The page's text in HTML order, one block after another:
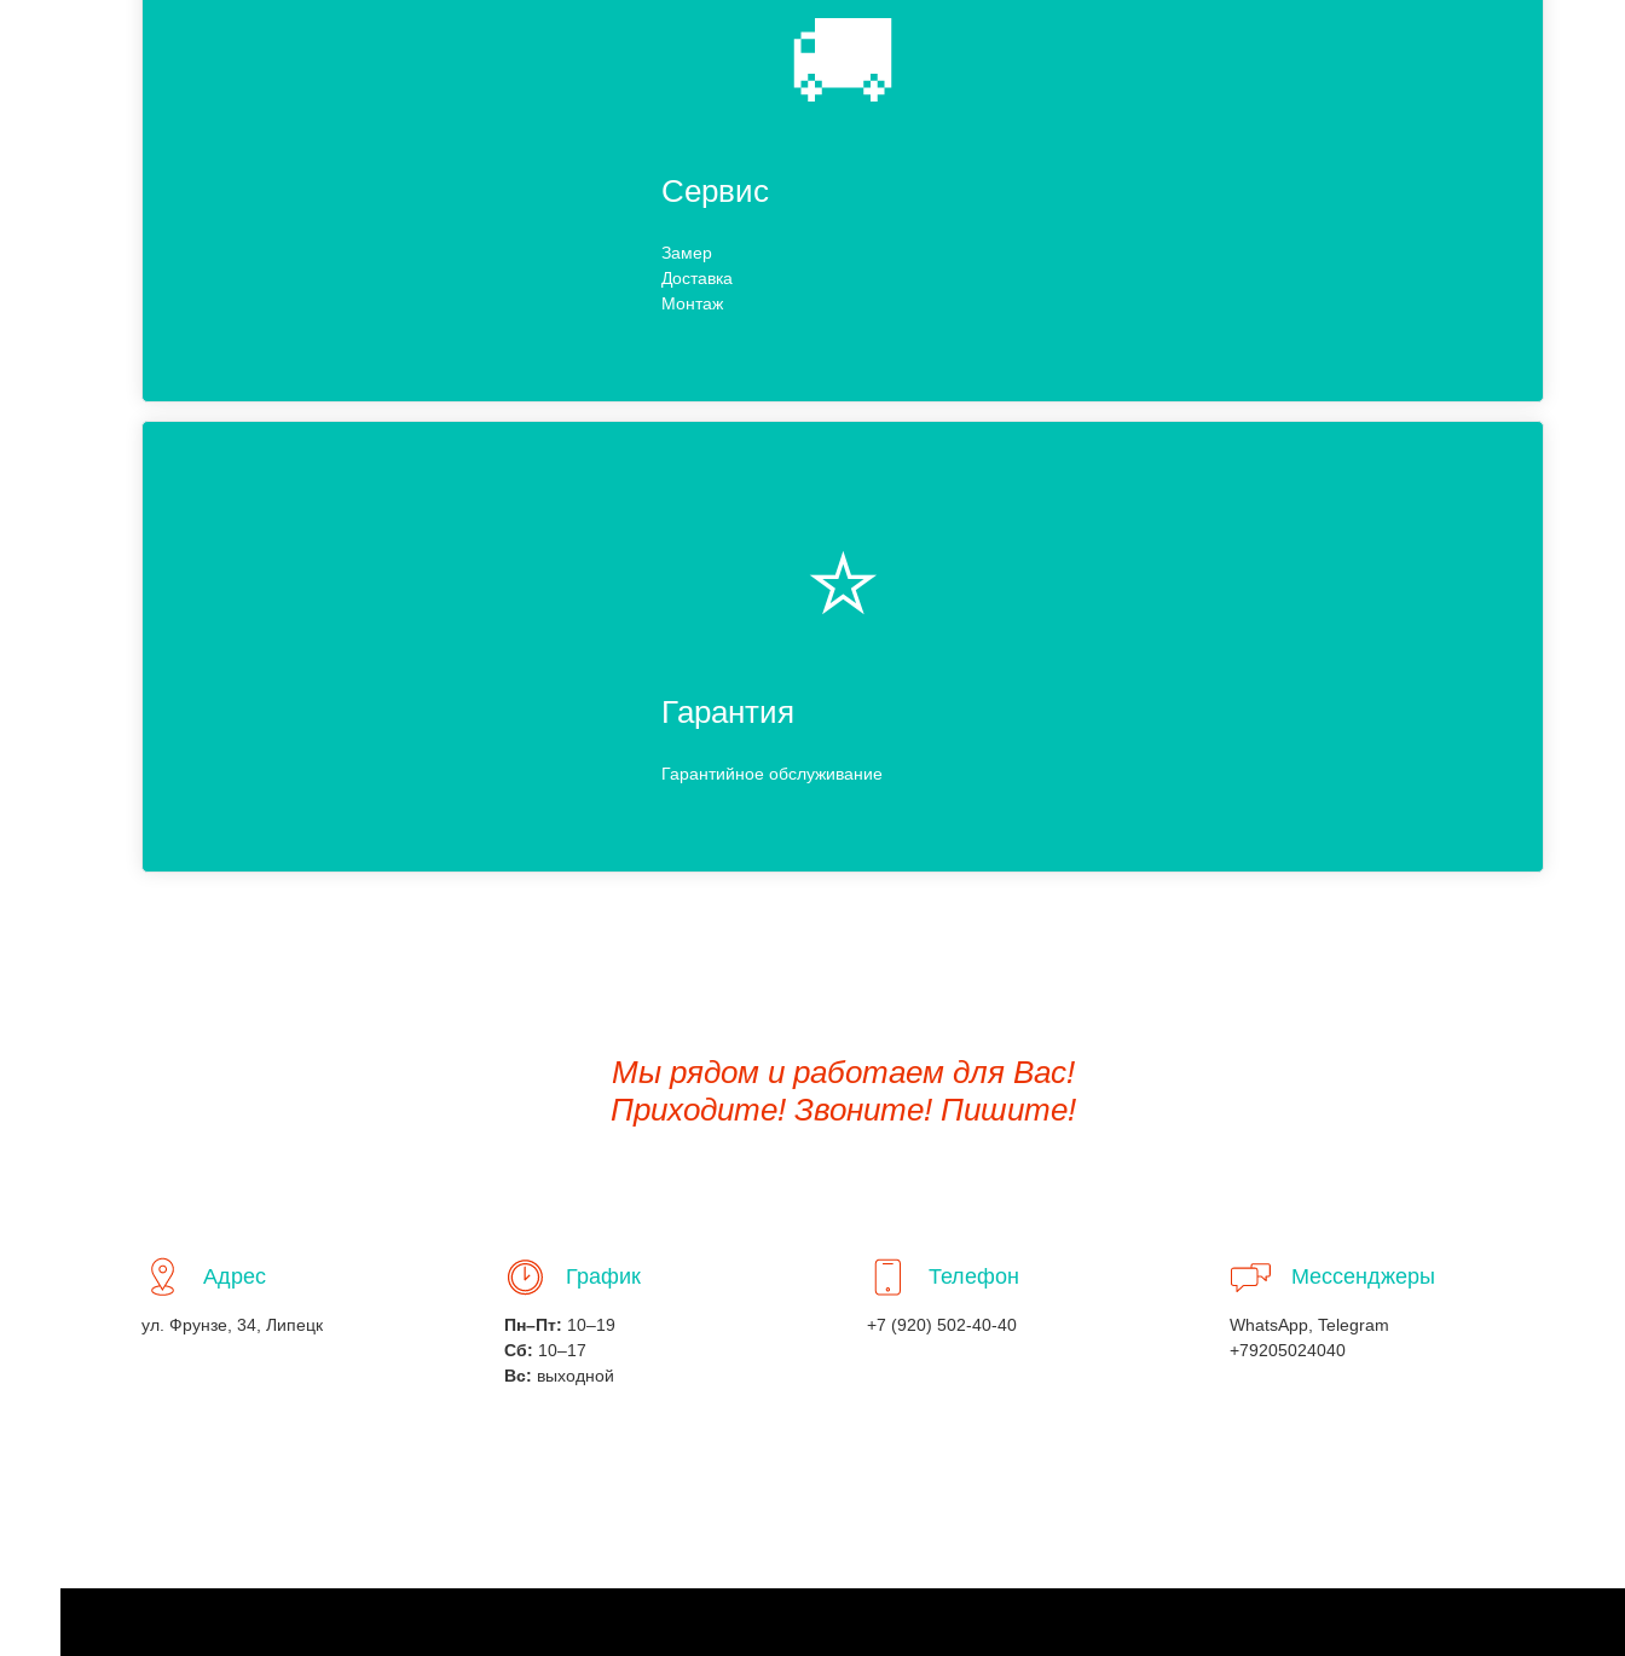
🚚
Сервис
Замер
Доставка
Монтаж
⭐️
Гарантия
Гарантийное обслуживание
Мы рядом и работаем для Вас!
Приходите! Звоните! Пишите!
Адрес
ул. Фрунзе, 34, Липецк
График
Пн–Пт: 10–19
Сб: 10–17
Вс: выходной
Телефон
+7 (920) 502-40-40
Мессенджеры
WhatsApp, Telegram
+79205024040